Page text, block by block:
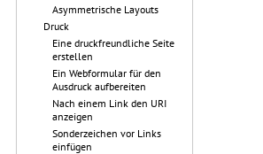
Asymmetrische Layouts
Druck
Eine druckfreundliche Seite
erstellen
Ein Webformular für den
Ausdruck aufbereiten
Nach einem Link den URI
anzeigen
Sonderzeichen vor Links
einfügen